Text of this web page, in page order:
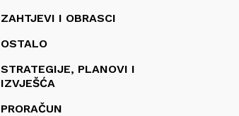
ZAHTJEVI I OBRASCI
OSTALO
STRATEGIJE, PLANOVI I
IZVJEŠĆA
PRORAČUN